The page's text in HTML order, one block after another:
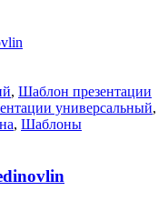
, Шаблон презентации
универсальный,
, Шаблоны